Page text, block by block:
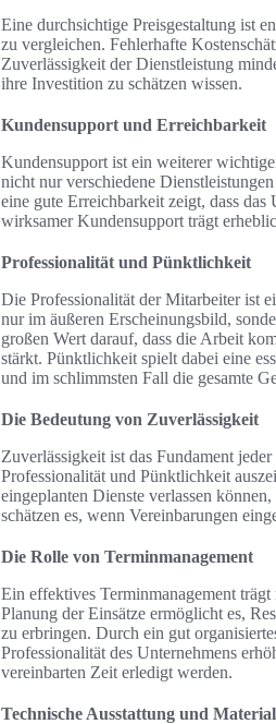
Eine durchsichtige Preisgestaltung ist
zu vergleichen. Fehlerhafte
Zuverlässigkeit der Dienstleistung
ihre Investition zu schätzen wissen.
Kundensupport und Erreichbarkeit
Kundensupport ist ein weiterer
nicht nur verschiedene
eine gute Erreichbarkeit zeigt, dass
wirksamer Kundensupport trägt
Professionalität und Pünktlichkeit
Die Professionalität der Mitarbeiter ist
nur im äußeren Erscheinungsbild,
großen Wert darauf, dass die Arbeit
stärkt. Pünktlichkeit spielt dabei eine
und im schlimmsten Fall die gesamte
Die Bedeutung von Zuverlässigkeit
Zuverlässigkeit ist das Fundament
Professionalität und Pünktlichkeit
eingeplanten Dienste verlassen
schätzen es, wenn Vereinbarungen
Die Rolle von Terminmanagement
Ein effektives Terminmanagement
Planung der Einsätze ermöglicht es,
zu erbringen. Durch ein gut
Professionalität des Unternehmens
vereinbarten Zeit erledigt werden.
Technische Ausstattung und